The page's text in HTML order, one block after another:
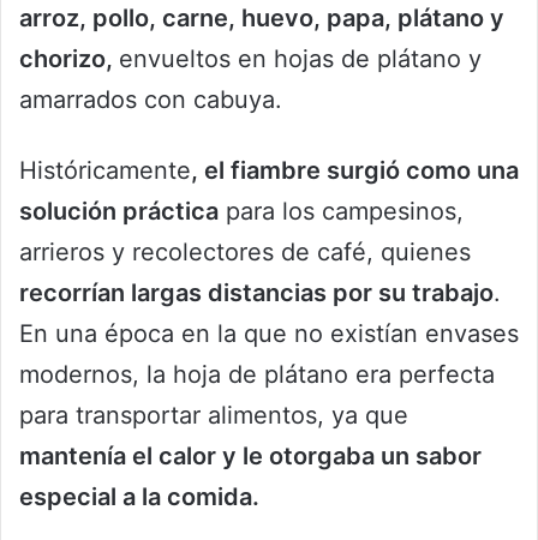
arroz, pollo, carne, huevo, papa, plátano y
chorizo, envueltos en hojas de plátano y
amarrados con cabuya.
Históricamente, el fiambre surgió como una
solución práctica para los campesinos,
arrieros y recolectores de café, quienes
recorrían largas distancias por su trabajo.
En una época en la que no existían envases
modernos, la hoja de plátano era perfecta
para transportar alimentos, ya que
mantenía el calor y le otorgaba un sabor
especial a la comida.